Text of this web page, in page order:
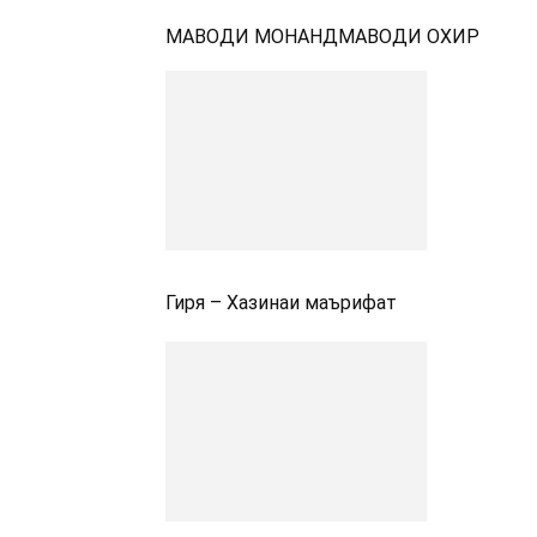
МАВОДИ МОНАНДМАВОДИ ОХИР
Гиря – Хазинаи маърифат